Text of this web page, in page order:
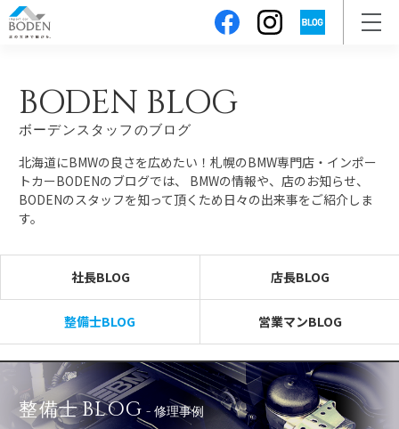
BODEN BLOG
ボーデンスタッフのブログ
北海道にBMWの良さを広めたい！札幌のBMW専門店・インポー
トカーBODENのブログでは、
BMWの情報や、店のお知らせ、
BODENのスタッフを知って頂くため日々の出来事をご紹介しま
す。
社長BLOG 店長BLOG
整備士BLOG 営業マンBLOG
整備士BLOG - 修理事例